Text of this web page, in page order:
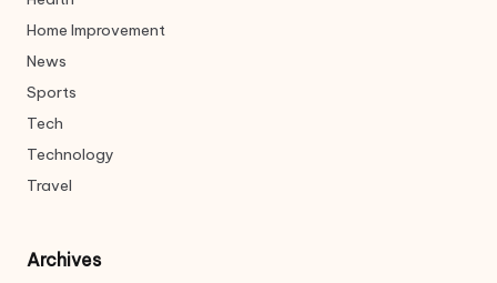
Home Improvement
News
Sports
Tech
Technology
Travel
Archives